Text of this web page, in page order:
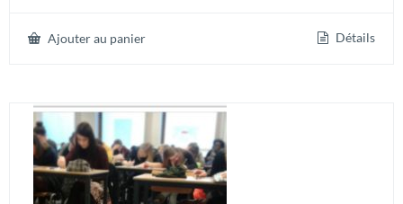
Ajouter au panier Détails